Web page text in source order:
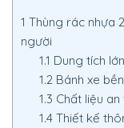
1 Thùng rác nhựa
người
1.1 Dung tích
1.2Bánh xe
1.3 Chất liệu
1.4Thiết kế